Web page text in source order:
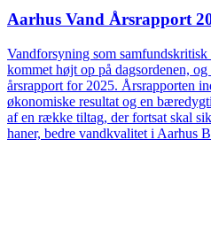
Aarhus Vand Årsrapport
Vandforsyning som
kommet højt op på dagsordenen,
årsrapport for 2025. Årsrapporten
økonomiske resultat og en
af en række tiltag, der fortsat skal
haner, bedre vandkvalitet i Aarhus